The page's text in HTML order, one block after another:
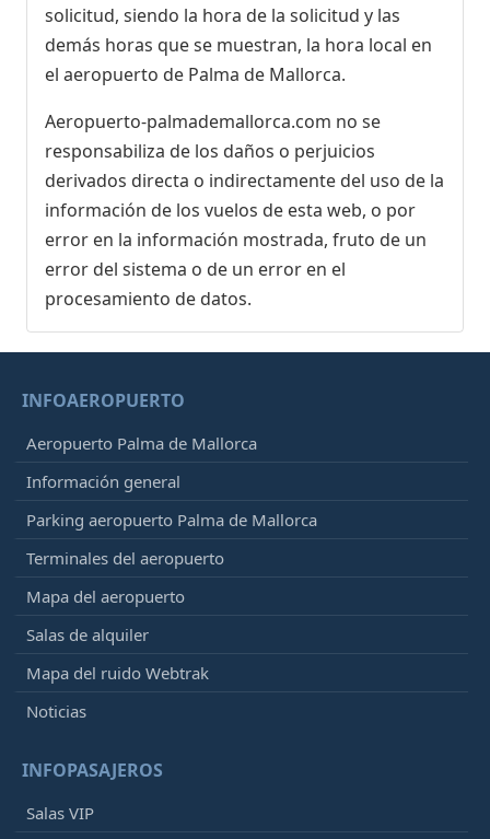
solicitud, siendo la hora de la solicitud y las
demás horas que se muestran, la hora local en
el aeropuerto de Palma de Mallorca.
Aeropuerto-palmademallorca.com no se
responsabiliza de los daños o perjuicios
derivados directa o indirectamente del uso de la
información de los vuelos de esta web, o por
error en la información mostrada, fruto de un
error del sistema o de un error en el
procesamiento de datos.
INFOAEROPUERTO
Aeropuerto Palma de Mallorca
Información general
Parking aeropuerto Palma de Mallorca
Terminales del aeropuerto
Mapa del aeropuerto
Salas de alquiler
Mapa del ruido Webtrak
Noticias
INFOPASAJEROS
Salas VIP